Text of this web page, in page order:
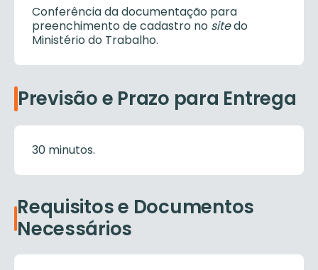
Conferência da documentação para
preenchimento de cadastro no sitedo
Ministério do Trabalho.
Previsão e Prazo para Entrega
30 minutos.
Requisitos e Documentos
Necessários